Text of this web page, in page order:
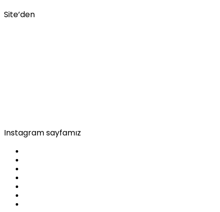
Site’den
Instagram sayfamız